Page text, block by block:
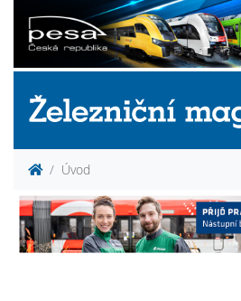
Úvod